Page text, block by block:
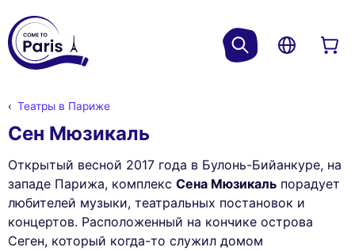
Театры в Париже
Сен Мюзикаль
Открытый весной 2017 года в Булонь-Бийанкуре, на
западе Парижа, комплекс Сена Мюзикаль порадует
любителей музыки, театральных постановок и
концертов. Расположенный на кончике острова
Сеген, который когда-то служил домом